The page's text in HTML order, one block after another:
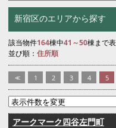
新宿区のエリアから探す
該当物件164棟中41～50棟まで
並び順： 住所順
<< 1 2 3 4 5
アークマーク四谷左門町